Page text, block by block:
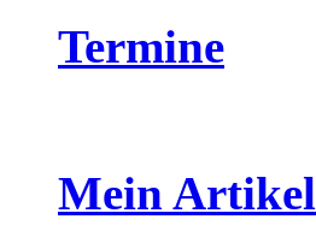
Termine
Mein Artikel